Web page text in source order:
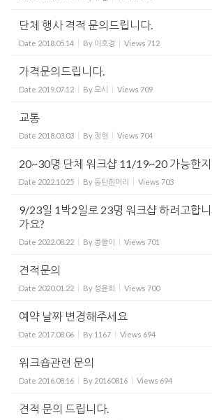
단체 행사 격적 문의드립니다.
Date 2018.05.14 By 이호경 Views 712
가격문의드립니다.
Date 2019.07.12 By 모시 Views 709
교통
Date 2018.03.03 By 정현 Views 704
20~30명 단체 워크샵 11/19~20 가능한지
Date 2022.10.25 By동탄흰머리 Views 703
9/23일 1박2일로 23명 워크샵 하려고합
가요?
Date 2022.08.22 By콩돌이 Views 701
견적문의
Date 2020.01.22 By 성윤희 Views 700
예약 날짜 변경해주세요
Date 2017.08.06 By 1167 Views 694
워크숍관련 문의
Date 2016.08.16 By 20160816 Views 694
견적 문의 드립니다.